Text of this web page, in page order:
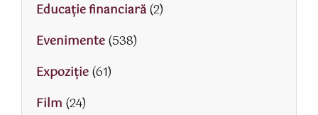
Educaţie financiară(2)
Evenimente(538)
Expoziție(61)
Film (24)